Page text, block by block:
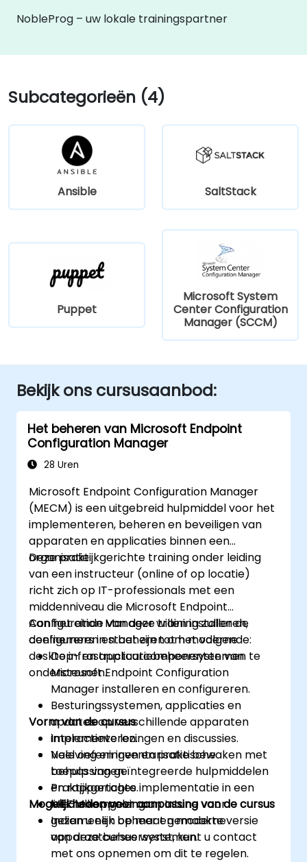
NobleProg – uw lokale trainingspartner
Subcategorieën (4)
Ansible SaltStack
Puppet
Microsoft System
Center Configuration
Manager (SCCM)
Bekijk ons cursusaanbod:
Het beheren van Microsoft Endpoint
Configuration Manager
28 Uren
Microsoft Endpoint Configuration Manager
(MECM) is een uitgebreid hulpmiddel voor het
implementeren, beheren en beveiligen van
apparaten en applicaties binnen een
organisatie.
Deze praktijkgerichte training onder leiding
van een instructeur (online of op locatie)
richt zich op IT-professionals met een
middenniveau die Microsoft Endpoint
Configuration Manager willen installeren,
configureren en beheren om moderne
desktop- en applicatiebeheersystemen te
ondersteunen.
Aan het einde van deze training zullen de
deelnemers in staat zijn tot het volgende:
De infrastructuurcomponenten van
Microsoft Endpoint Configuration
Manager installeren en configureren.
Besturingssystemen, applicaties en
updates op verschillende apparaten
implementeren.
Naleving en inventarisatie bewaken met
behulp van geïntegreerde hulpmiddelen
en rapportages.
MECM koppelen aan Intune voor
gezamenlijk beheer en moderne
apparaatbeheersystemen.
Vorm van de cursus
Interactieve lezingen en discussies.
Veel oefeningen en praktische
toepassingen.
Praktijkgerichte implementatie in een
live-labomgeving.
Mogelijkheden voor aanpassing van de cursus
Indien u een op maat gemaakte versie
van deze cursus wenst, kunt u contact
met ons opnemen om dit te regelen.